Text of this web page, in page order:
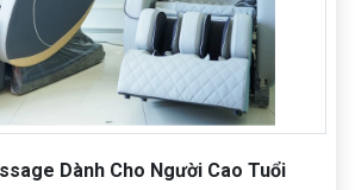
Dành Cho Người Cao Tuổi